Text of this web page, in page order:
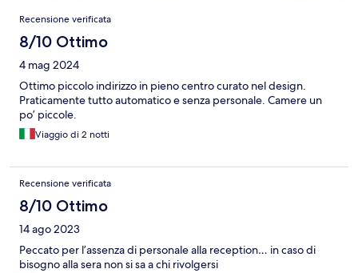
Recensioni
Recensione verificata
8/10 Ottimo
4 mag 2024
Ottimo piccolo indirizzo in pieno centro curato nel design.
Praticamente tutto automatico e senza personale. Camere un
po’ piccole.
Viaggio di 2 notti
Recensione verificata
8/10 Ottimo
14 ago 2023
Peccato per l’assenza di personale alla reception… in caso di
bisogno alla sera non si sa a chi rivolgersi